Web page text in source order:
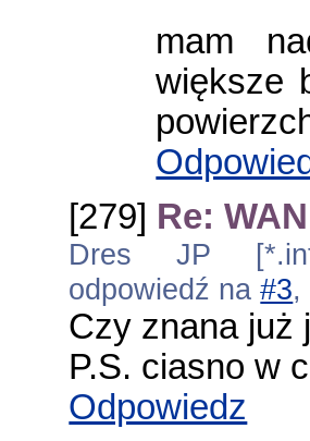
mam
większe
[279] Re:
Dres JP
odpowiedź na#3,
Czy znana już
P.S. ciasno w
Odpowiedz